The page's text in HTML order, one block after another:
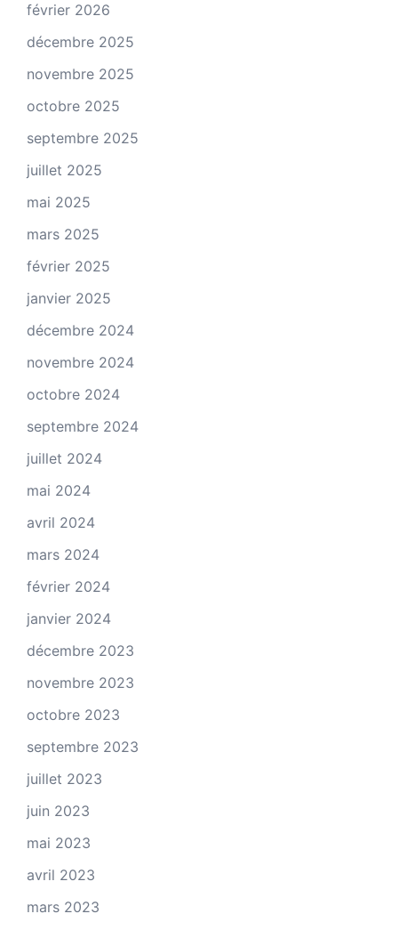
février 2026
décembre 2025
novembre 2025
octobre 2025
septembre 2025
juillet 2025
mai 2025
mars 2025
février 2025
janvier 2025
décembre 2024
novembre 2024
octobre 2024
septembre 2024
juillet 2024
mai 2024
avril 2024
mars 2024
février 2024
janvier 2024
décembre 2023
novembre 2023
octobre 2023
septembre 2023
juillet 2023
juin 2023
mai 2023
avril 2023
mars 2023